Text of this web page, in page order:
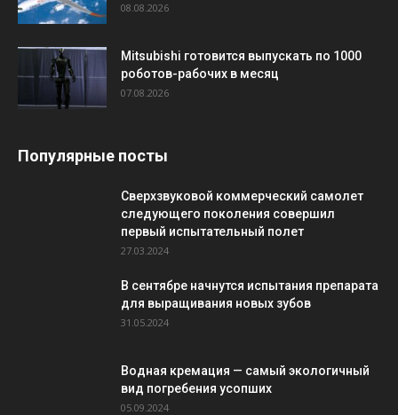
08.08.2026
Mitsubishi готовится выпускать по 1000
роботов-рабочих в месяц
07.08.2026
Популярные посты
Сверхзвуковой коммерческий самолет
следующего поколения совершил
первый испытательный полет
27.03.2024
В сентябре начнутся испытания препарата
для выращивания новых зубов
31.05.2024
Водная кремация — самый экологичный
вид погребения усопших
05.09.2024